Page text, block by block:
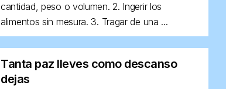
cantidad, peso o volumen. 2. Ingerir los
alimentos sin mesura. 3. Tragar de una ...
Tanta paz lleves como descanso
dejas